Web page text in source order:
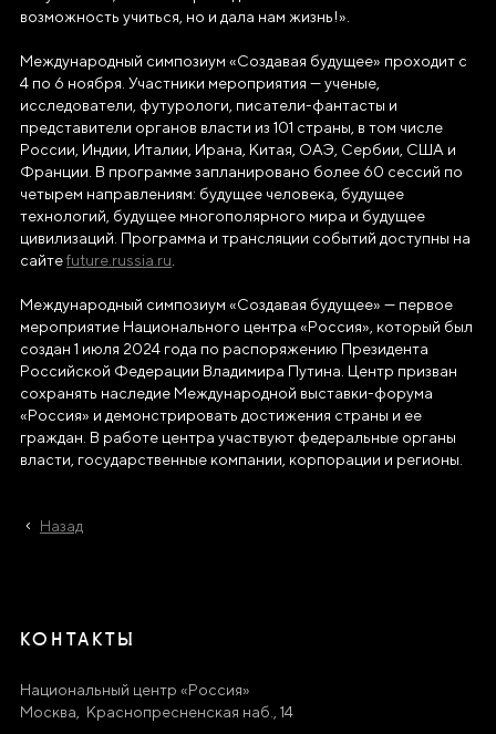
возможность учиться, но и дала нам жизнь!».
Международный симпозиум «Создавая будущее» проходит с
4 по 6 ноября. Участники мероприятия — ученые,
исследователи, футурологи, писатели-фантасты и
представители органов власти из 101 страны, в том числе
России, Индии, Италии, Ирана, Китая, ОАЭ, Сербии, США и
Франции. В программе запланировано более 60 сессий по
четырем направлениям: будущее человека, будущее
технологий, будущее многополярного мира и будущее
цивилизаций. Программа и трансляции событий доступны на
сайтеfuture.russia.ru
Международный симпозиум «Создавая будущее» — первое
мероприятие Национального центра «Россия», который был
создан 1 июля 2024 года по распоряжению Президента
Российской Федерации Владимира Путина. Центр призван
сохранять наследие Международной выставки-форума
«Россия» и демонстрировать достижения страны и ее
граждан. В работе центра участвуют федеральные органы
власти, государственные компании, корпорации и регионы.
Назад
КОНТАКТЫ
Национальный центр «Россия»
Москва, Краснопресненская наб., 14
info@ano.dea.ru